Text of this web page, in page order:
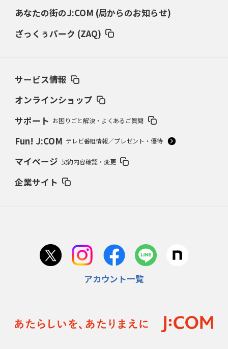
あなたの街のJ:COM (局からのお知らせ)
ざっくぅパーク (ZAQ)
サービス情報
オンラインショップ
サポート お困りごと解決・よくあるご質問
Fun! J:COM テレビ番組情報／プレゼント・優待
マイページ 契約内容確認・変更
企業サイト
アカウント一覧